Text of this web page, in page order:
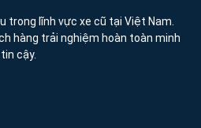
trong lĩnh vực xe cũ tại Việt Nam.
hàng trải nghiệm hoàn toàn minh
cậy.